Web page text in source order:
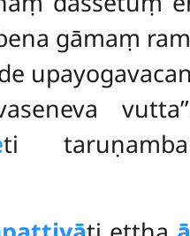
gāmaṃ
ti